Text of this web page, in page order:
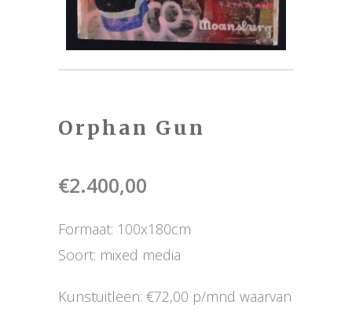
Orphan Gun
€2.400,00
Formaat: 100x180cm
Soort: mixed media
Kunstuitleen: €72,00 p/mnd waarvan